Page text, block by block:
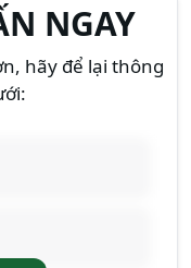
NGAY
hãy để lại thông